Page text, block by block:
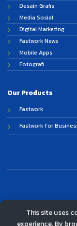
Desain Grafis
Media Sosial
Digital Marketing
Fastwork News
Mobile Apps
Fotografi
Our Products
Fastwork
Fastwork for
This site uses
experience. By